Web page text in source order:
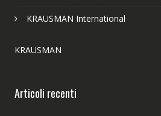
KRAUSMAN International
KRAUSMAN
Articoli recenti